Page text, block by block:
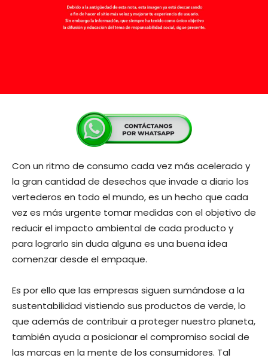
Con un ritmo de consumo cada vez más acelerado y
la gran cantidad de desechos que invade a diario los
vertederos en todo el mundo, es un hecho que cada
vez es más urgente tomar medidas con el objetivo de
reducir el impacto ambiental de cada producto y
para lograrlo sin duda alguna es una buena idea
comenzar desde el empaque.
Es por ello que las empresas siguen sumándose a la
sustentabilidad vistiendo sus productos de verde, lo
que además de contribuir a proteger nuestro planeta,
también ayuda a posicionar el compromiso social de
las marcas en la mente de los consumidores. Tal